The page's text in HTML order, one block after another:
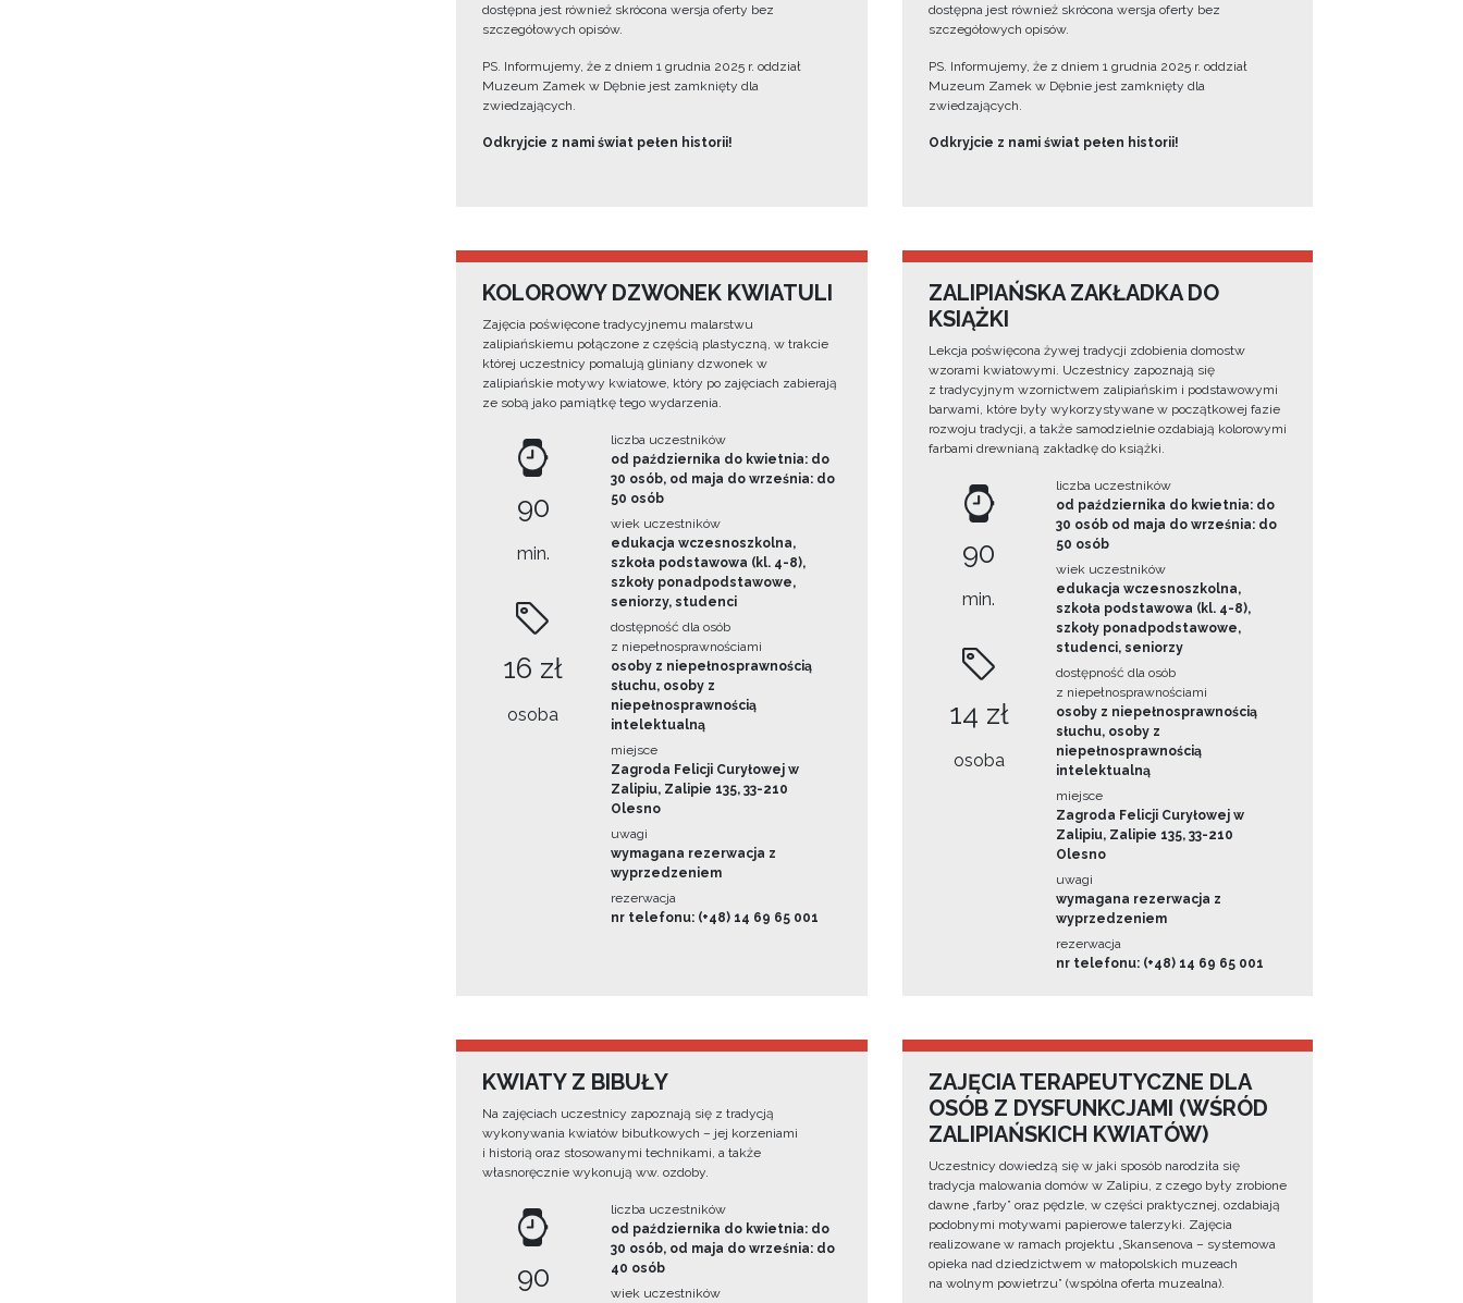
dostępna jest również skrócona wersja oferty bez
szczegółowych opisów.
PS. Informujemy, że z dniem 1 grudnia 2025 r. oddział
Muzeum Zamek w Dębnie jest zamknięty dla
zwiedzających.
Odkryjcie z nami świat pełen historii!
dostępna jest również skrócona wersja oferty bez
szczegółowych opisów.
PS. Informujemy, że z dniem 1 grudnia 2025 r. oddział
Muzeum Zamek w Dębnie jest zamknięty dla
zwiedzających.
Odkryjcie z nami świat pełen historii!
KOLOROWY DZWONEK KWIATULI
Zajęcia poświęcone tradycyjnemu malarstwu
zalipiańskiemu połączone z częścią plastyczną, w trakcie
której uczestnicy pomalują gliniany dzwonek w
zalipiańskie motywy kwiatowe, który po zajęciach zabierają
ze sobą jako pamiątkę tego wydarzenia.
90
min.
16 zł
osoba
liczba uczestników
od października do kwietnia: do
30 osób, od maja do września: do
50 osób
wiek uczestników
edukacja wczesnoszkolna,
szkoła podstawowa (kl. 4-8),
szkoły ponadpodstawowe,
seniorzy, studenci
dostępność dla osób
z niepełnosprawnościami
osoby z niepełnosprawnością
słuchu, osoby z
niepełnosprawnością
intelektualną
miejsce
Zagroda Felicji Curyłowej w
Zalipiu, Zalipie 135, 33-210
Olesno
uwagi
wymagana rezerwacja z
wyprzedzeniem
rezerwacja
nr telefonu: (+48) 14 69 65 001
ZALIPIAŃSKA ZAKŁADKA DO
KSIĄŻKI
Lekcja poświęcona żywej tradycji zdobienia domostw
wzorami kwiatowymi. Uczestnicy zapoznają się
z tradycyjnym wzornictwem zalipiańskim i podstawowymi
barwami, które były wykorzystywane w początkowej fazie
rozwoju tradycji, a także samodzielnie ozdabiają kolorowymi
farbami drewnianą zakładkę do książki.
90
min.
14 zł
osoba
liczba uczestników
od października do kwietnia: do
30 osób od maja do września: do
50 osób
wiek uczestników
edukacja wczesnoszkolna,
szkoła podstawowa (kl. 4-8),
szkoły ponadpodstawowe,
studenci, seniorzy
dostępność dla osób
z niepełnosprawnościami
osoby z niepełnosprawnością
słuchu, osoby z
niepełnosprawnością
intelektualną
miejsce
Zagroda Felicji Curyłowej w
Zalipiu, Zalipie 135, 33-210
Olesno
uwagi
wymagana rezerwacja z
wyprzedzeniem
rezerwacja
nr telefonu: (+48) 14 69 65 001
KWIATY Z BIBUŁY
Na zajęciach uczestnicy zapoznają się z tradycją
wykonywania kwiatów bibułkowych – jej korzeniami
i historią oraz stosowanymi technikami, a także
własnoręcznie wykonują ww. ozdoby.
90
liczba uczestników
od października do kwietnia: do
30 osób, od maja do września: do
40 osób
wiek uczestników
ZAJĘCIA TERAPEUTYCZNE DLA
OSÓB Z DYSFUNKCJAMI (WŚRÓD
ZALIPIAŃSKICH KWIATÓW)
Uczestnicy dowiedzą się w jaki sposób narodziła się
tradycja malowania domów w Zalipiu, z czego były zrobione
dawne „farby” oraz pędzle, w części praktycznej, ozdabiają
podobnymi motywami papierowe talerzyki. Zajęcia
realizowane w ramach projektu „Skansenova – systemowa
opieka nad dziedzictwem w małopolskich muzeach
na wolnym powietrzu” (wspólna oferta muzealna).